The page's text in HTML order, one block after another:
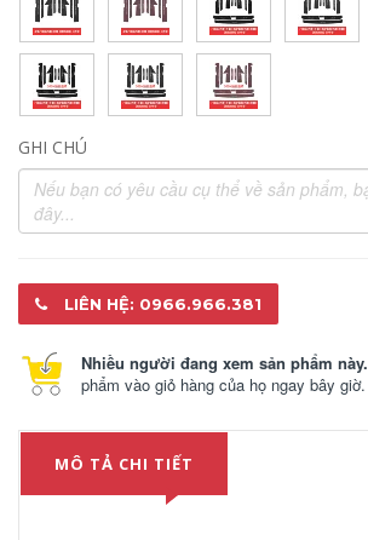
GHI CHÚ
LIÊN HỆ: 0966.966.381
Nhiều người đang xem sản phẩm này.
phẩm vào giỏ hàng của họ ngay bây giờ.
MÔ TẢ CHI TIẾT